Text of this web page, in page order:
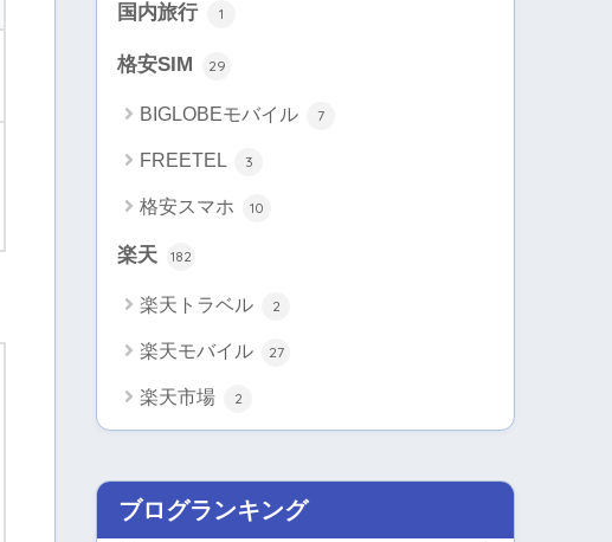
国内旅行 1
格安SIM 29
BIGLOBEモバイル 7
FREETEL 3
格安スマホ 10
楽天 182
楽天トラベル 2
楽天モバイル 27
楽天市場 2
ブログランキング